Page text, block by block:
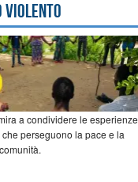
violento
a condividere le esperienze
perseguono la pace e la